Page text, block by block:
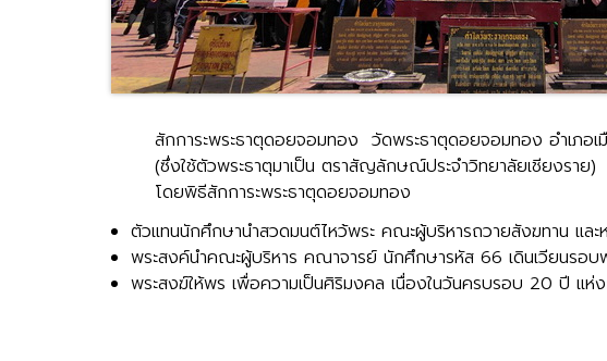
สักการะพระธาตุดอยจอมทอง วัดพระธาตุดอยจอมทอง อำเภอเ
(ซึ่งใช้ตัวพระธาตุมาเป็น ตราสัญลักษณ์ประจำวิทยาลัยเชียงราย)
โดยพิธีสักการะพระธาตุดอยจอมทอง
ตัวแทนนักศึกษานำสวดมนต์ไหว้พระ คณะผู้บริหารถวายสังฆทาน แล
พระสงค์นำคณะผู้บริหาร คณาจารย์ นักศึกษารหัส 66 เดินเวียนรอ
พระสงฆ์ให้พร เพื่อความเป็นศิริมงคล เนื่องในวันครบรอบ 20 ปี แห่